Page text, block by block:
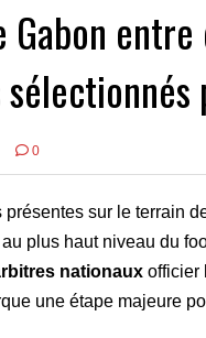
0
présentes sur le terrain
plus haut niveau du
nationaux officier
une étape majeure